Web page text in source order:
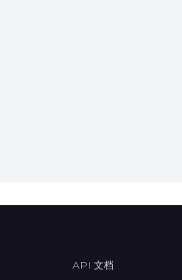
API 文档